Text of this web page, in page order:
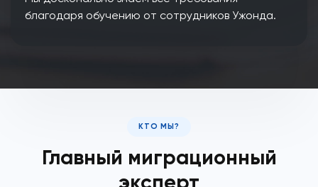
благодаря обучению от сотрудников Ужонда.
КТО МЫ?
Главный миграционный